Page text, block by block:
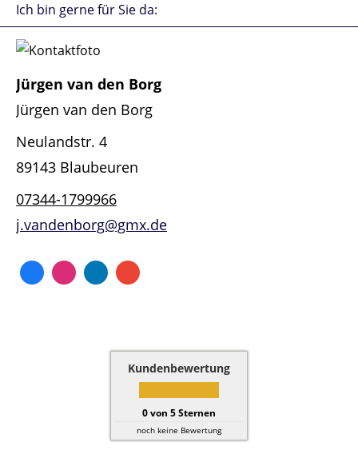
Ich bin gerne für Sie da:
Jürgen van den Borg
Jürgen van den Borg
Neulandstr. 4
89143 Blaubeuren
07344-1799966
j.vandenborg@gmx.de
Kundenbewertung
0von 5Sternen
noch keine Bewertung